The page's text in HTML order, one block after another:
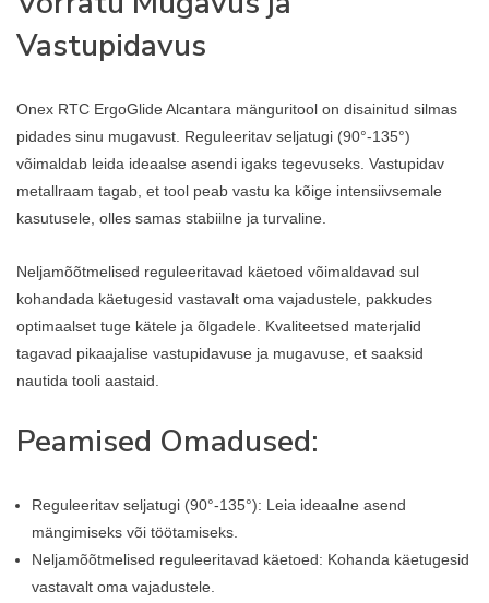
Vastupidavus
Onex RTC ErgoGlide Alcantara mänguritool on disainitud silmas
pidades sinu mugavust. Reguleeritav seljatugi (90°-135°)
võimaldab leida ideaalse asendi igaks tegevuseks. Vastupidav
metallraam tagab, et tool peab vastu ka kõige intensiivsemale
kasutusele, olles samas stabiilne ja turvaline.
Neljamõõtmelised reguleeritavad käetoed võimaldavad sul
kohandada käetugesid vastavalt oma vajadustele, pakkudes
optimaalset tuge kätele ja õlgadele. Kvaliteetsed materjalid
tagavad pikaajalise vastupidavuse ja mugavuse, et saaksid
nautida tooli aastaid.
Peamised Omadused:
Reguleeritav seljatugi (90°-135°): Leia ideaalne asend
mängimiseks või töötamiseks.
Neljamõõtmelised reguleeritavad käetoed: Kohanda käetugesid
vastavalt oma vajadustele.